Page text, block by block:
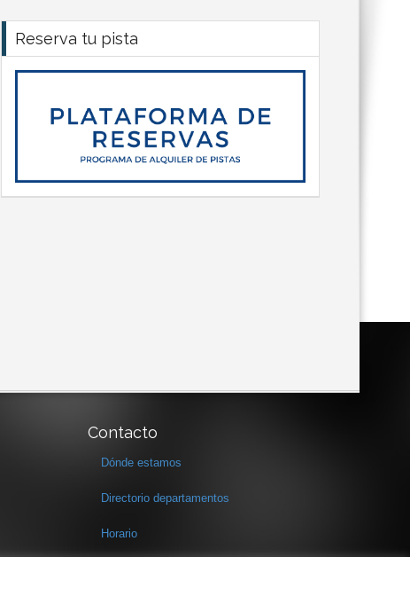
Reserva tu pista
Contacto
Dónde estamos
Directorio departamentos
Horario